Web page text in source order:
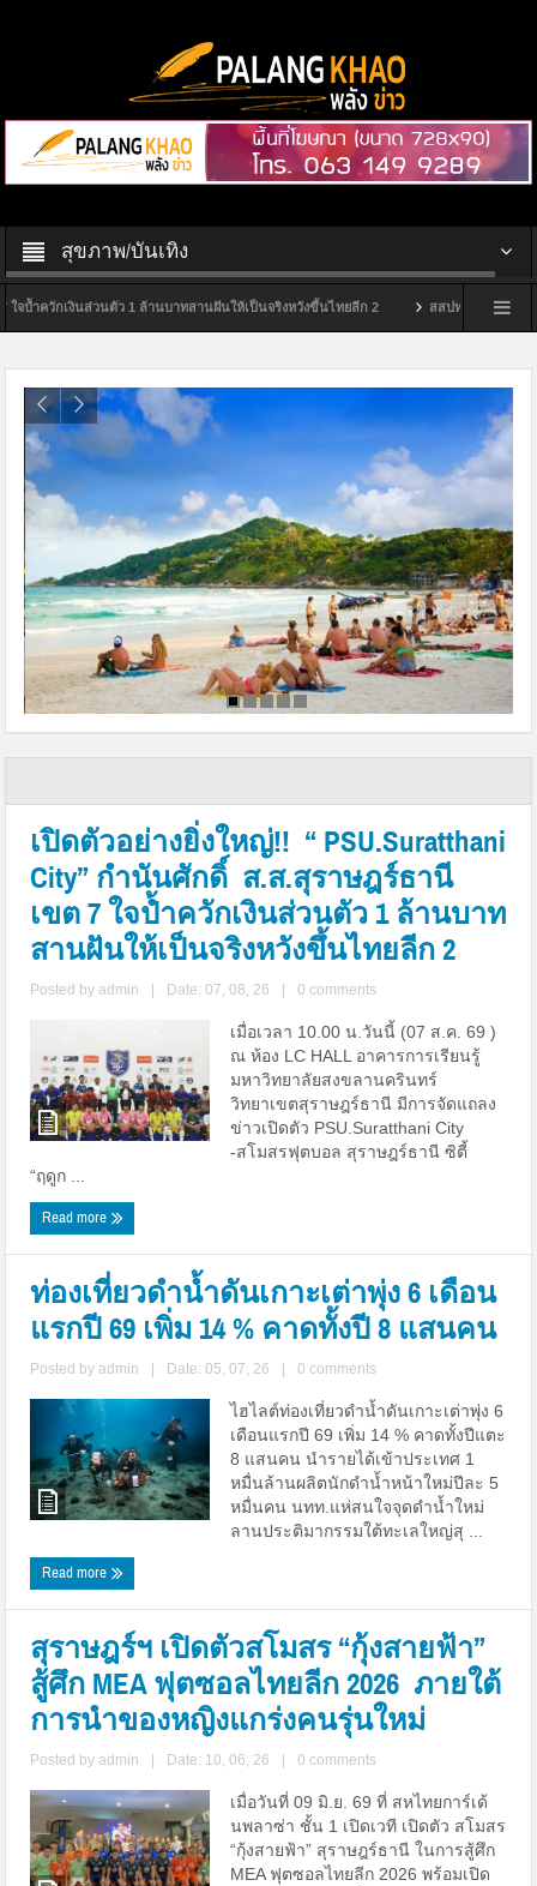
สุขภาพ/บันเทิง
เงินส่วนตัว 1 ล้านบาทสานฝันให้เป็นจริงหวังขึ้นไทยลีก 2 สสปท. ปักหมุดสุราษฎร์ฯ ย
เปิดตัวอย่างยิ่งใหญ่!! “ PSU.Suratthani
City” กำนันศักดิ์ ส.ส.สุราษฎร์ธานี
เขต 7 ใจป้ำควักเงินส่วนตัว 1 ล้านบาท
สานฝันให้เป็นจริงหวังขึ้นไทยลีก 2
Posted byadmin Date: 07, 08, 26 0 comments
เมื่อเวลา 10.00 น.วันนี้ (07 ส.ค. 69 )
ณ ห้อง LC HALL อาคารการเรียนรู้
มหาวิทยาลัยสงขลานครินทร์
วิทยาเขตสุราษฎร์ธานี มีการจัดแถลง
ข่าวเปิดตัว PSU.Suratthani City
-สโมสรฟุตบอล สุราษฎร์ธานี ซิตี้
“ฤดูก ...
Read more
ท่องเที่ยวดำน้ำดันเกาะเต่าพุ่ง 6 เดือน
แรกปี 69 เพิ่ม 14 % คาดทั้งปี 8 แสนคน
Posted byadmin Date: 05, 07, 26 0 comments
ไฮไลต์ท่องเที่ยวดำน้ำดันเกาะเต่าพุ่ง 6
เดือนแรกปี 69 เพิ่ม 14 % คาดทั้งปีแตะ
8 แสนคน นำรายได้เข้าประเทศ 1
หมื่นล้านผลิตนักดำน้ำหน้าใหม่ปีละ 5
หมื่นคน นทท.แห่สนใจจุดดำน้ำใหม่
ลานประติมากรรมใต้ทะเลใหญ่สุ ...
Read more
สุราษฎร์ฯ เปิดตัวสโมสร “กุ้งสายฟ้า”
สู้ศึก MEA ฟุตซอลไทยลีก 2026 ภายใต้
การนำของหญิงแกร่งคนรุ่นใหม่
Posted byadmin Date: 10, 06, 26 0 comments
เมื่อวันที่ 09 มิ.ย. 69 ที่ สหไทยการ์เด้
นพลาซ่า ชั้น 1 เปิดเวที เปิดตัว สโมสร
“กุ้งสายฟ้า” สุราษฎร์ธานี ในการสู้ศึก
MEA ฟุตซอลไทยลีก 2026 พร้อมเปิด